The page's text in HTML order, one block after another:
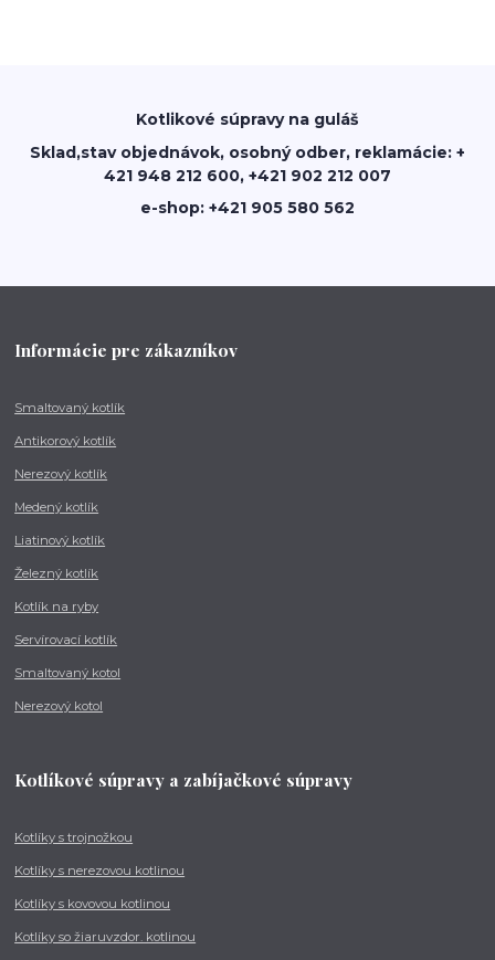
Kotlikové súpravy na guláš
Sklad,stav objednávok, osobný odber, reklamácie: +
421 948 212 600, +421 902 212 007
e-shop: +421 905 580 562
Informácie pre zákazníkov
Smaltovaný kotlík
Antikorový kotlík
Nerezový kotlík
Medený kotlík
Liatinový kotlík
Železný kotlík
Kotlík na ryby
Servírovací kotlík
Smaltovaný kotol
Nerezový kotol
Kotlíkové súpravy a zabíjačkové súpravy
Kotlíky s trojnožkou
Kotlíky s nerezovou kotlinou
Kotlíky s kovovou kotlinou
Kotlíky so žiaruvzdor. kotlinou